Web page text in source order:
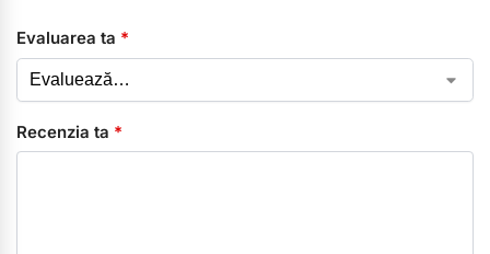
Evaluarea ta *
Recenzia ta *